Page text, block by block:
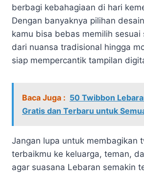
berbagi kebahagiaan di hari
Dengan banyaknya pilihan
kamu bisa bebas memilih sesuai
dari nuansa tradisional hingga
siap mempercantik tampilan
Baca Juga : 50 Twibbon
Gratis dan Terbaru untuk
Jangan lupa untuk membagikan
terbaikmu ke keluarga, teman,
agar suasana Lebaran semakin